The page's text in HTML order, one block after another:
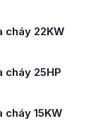
cháy 22KW
cháy 25HP
cháy 15KW